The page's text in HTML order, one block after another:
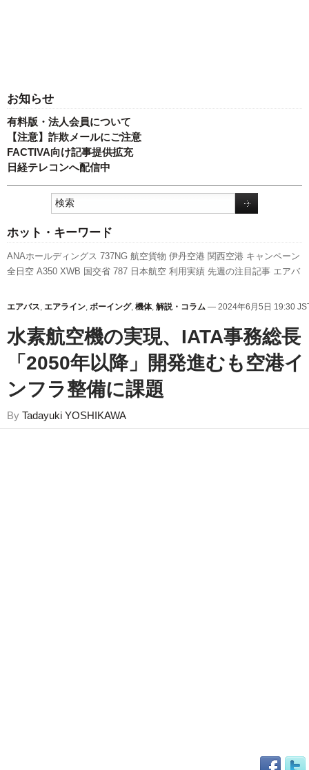
お知らせ
有料版・法人会員について
【注意】詐欺メールにご注意
FACTIVA向け記事提供拡充
日経テレコンへ配信中
ホット・キーワード
ANAホールディングス 737NG 航空貨物 伊丹空港 関西空港 キャンペーン
全日空 A350 XWB 国交省 787 日本航空 利用実績 先週の注目記事 エアバ
イヤー 新千歳空港 ピーチ・アビエーション 客室乗務員 成田空港 スカイ
数 旅客数
エアバス, エアライン, ボーイング, 機体, 解説・コラム — 2024年6月5日 19:30
水素航空機の実現、IATA事務総長
「2050年以降」開発進むも空港イ
ンフラ整備に課題
By Tadayuki YOSHIKAWA